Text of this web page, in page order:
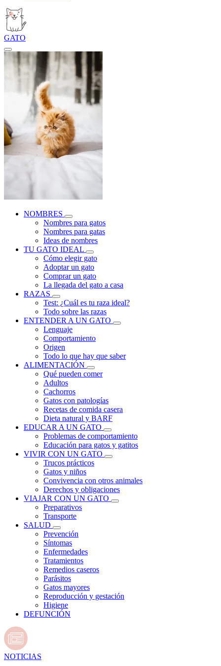
GATO
NOMBRES
Nombres para gatos
Nombres para gatas
Ideas de nombres
TU GATO IDEAL
Cómo elegir gato
Adoptar un gato
Comprar un gato
La llegada del gato a casa
RAZAS
Test: ¿Cuál es tu raza ideal?
Todo sobre las razas
ENTENDER A UN GATO
Lenguaje
Comportamiento
Origen
Todo lo que hay que saber
ALIMENTACIÓN
Qué pueden comer
Adultos
Cachorros
Gatos con patologías
Recetas de comida casera
Dieta natural y BARF
EDUCAR A UN GATO
Problemas de comportamiento
Educación para gatos y gatitos
VIVIR CON UN GATO
Trucos prácticos
Gatos y niños
Convivencia con otros animales
Derechos y obligaciones
VIAJAR CON UN GATO
Preparativos
Transporte
SALUD
Prevención
Síntomas
Enfermedades
Tratamientos
Remedios caseros
Parásitos
Gatos mayores
Reproducción y gestación
Higiene
DEFUNCIÓN
NOTICIAS